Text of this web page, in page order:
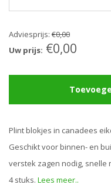
Adviesprijs: €0,00
Uw prijs: €0,00
Plint blokjes in canadees
Geschikt voor binnen- en
verstek zagen nodig, snelle
4 stuks. Lees meer..